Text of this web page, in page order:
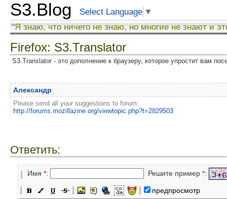
S3.Blog Select Language ▼
"Я знаю, что ничего не знаю, но многие не знают и
Firefox: S3.Translator
S3.Translator - это дополнение к браузеру, которое упростит вам
Александр
Please send all your suggestions to forum:
http://forums.mozillazine.org/viewtopic.php?t=2829503
Ответить:
Имя *: Решите пример *:
предпросмотр